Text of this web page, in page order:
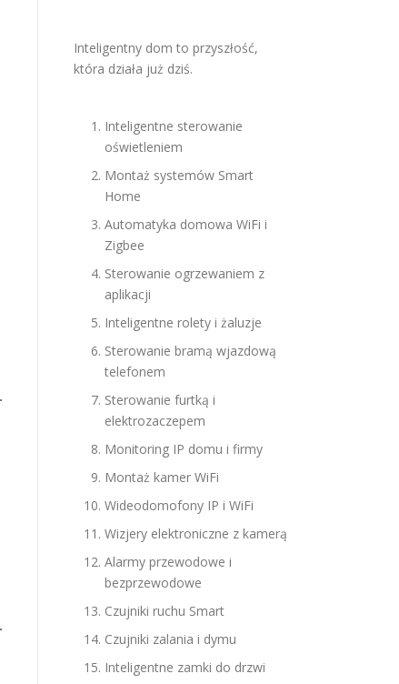
Inteligentny dom to przyszłość,
która działa już dziś.
Inteligentne sterowanie
oświetleniem
Montaż systemów Smart
Home
Automatyka domowa WiFi i
Zigbee
Sterowanie ogrzewaniem z
aplikacji
Inteligentne rolety i żaluzje
Sterowanie bramą wjazdową
telefonem
Sterowanie furtką i
elektrozaczepem
Monitoring IP domu i firmy
Montaż kamer WiFi
Wideodomofony IP i WiFi
Wizjery elektroniczne z kamerą
Alarmy przewodowe i
bezprzewodowe
Czujniki ruchu Smart
Czujniki zalania i dymu
Inteligentne zamki do drzwi